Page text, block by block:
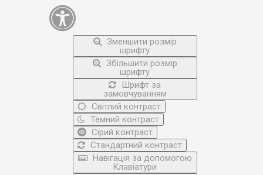
Зменшити розмір
шрифту
Збільшити розмір
шрифту
Шрифт за
замовчуванням
Світлий контраст
Темний контраст
Сірий контраст
Стандартний контраст
Навігація за допомогою
Клавіатури